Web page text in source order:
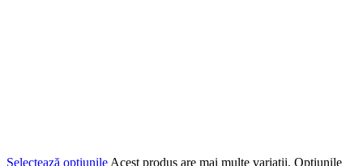
Selectează opțiunile Acest produs are mai multe variații. Opțiunile